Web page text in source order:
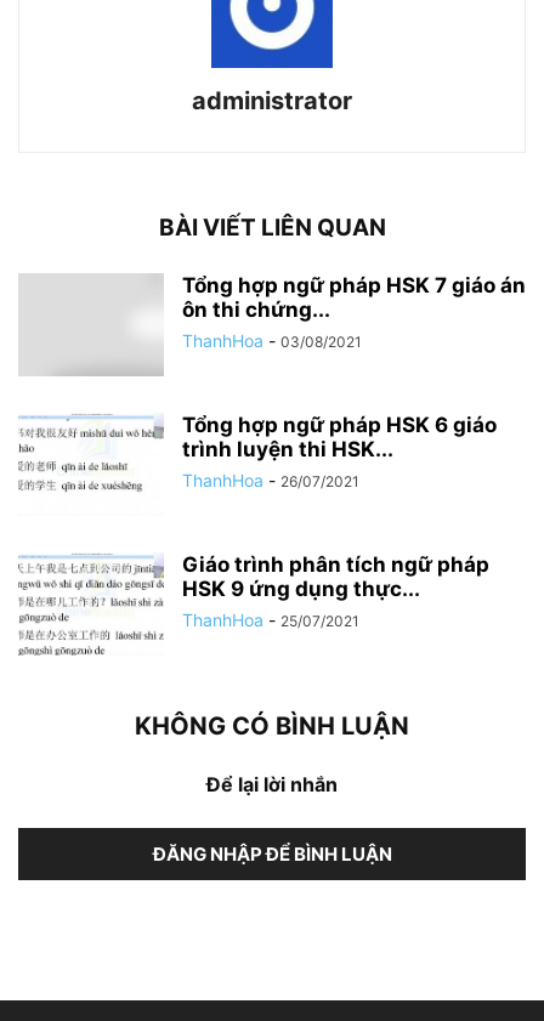
administrator
BÀI VIẾT LIÊN QUAN
Tổng hợp ngữ pháp HSK 7 giáo án
ôn thi chứng...
ThanhHoa - 03/08/2021
Tổng hợp ngữ pháp HSK 6 giáo
trình luyện thi HSK...
ThanhHoa - 26/07/2021
Giáo trình phân tích ngữ pháp
HSK 9 ứng dụng thực...
ThanhHoa - 25/07/2021
KHÔNG CÓ BÌNH LUẬN
Để lại lời nhắn
ĐĂNG NHẬP ĐỂ BÌNH LUẬN